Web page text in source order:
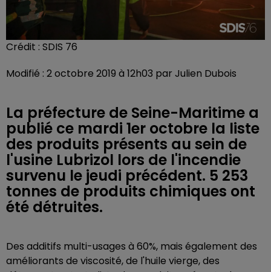
Crédit : SDIS 76
Modifié : 2 octobre 2019 à 12h03 par Julien Dubois
La préfecture de Seine-Maritime a
publié ce mardi 1er octobre la liste
des produits présents au sein de
l'usine Lubrizol lors de l'incendie
survenu le jeudi précédent. 5 253
tonnes de produits chimiques ont
été détruites.
Des additifs multi-usages à 60%, mais également des
améliorants de viscosité, de l'huile vierge, des